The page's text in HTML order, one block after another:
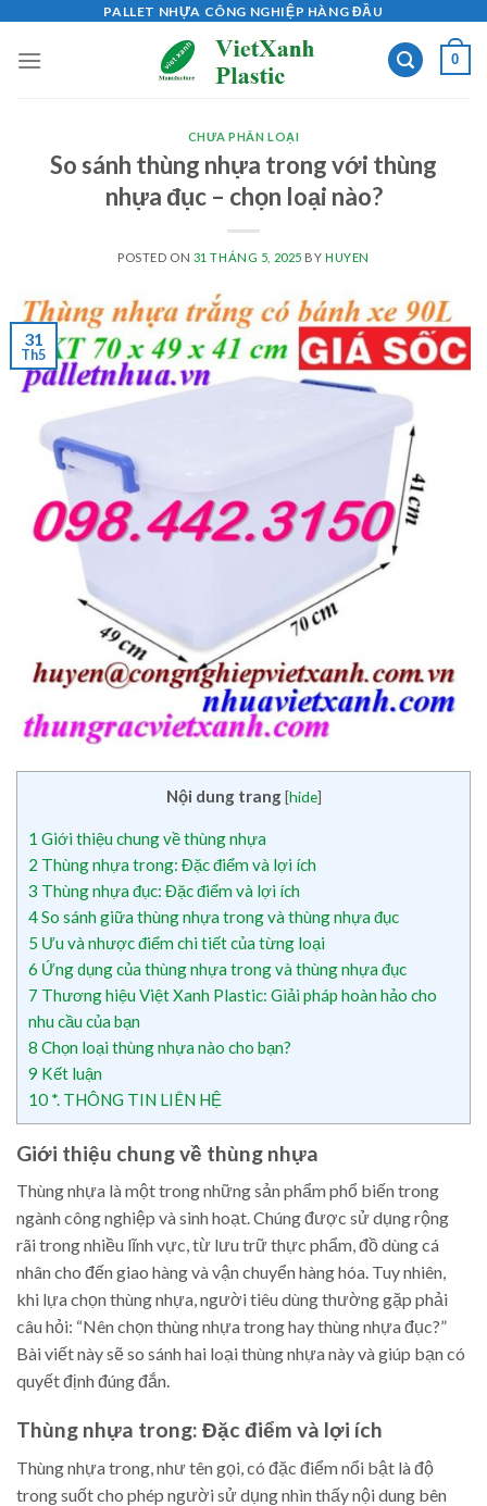
content
PALLET NHỰA CÔNG NGHIỆP HÀNG ĐẦU
0
CHƯA PHÂN LOẠI
So sánh thùng nhựa trong với thùng
nhựa đục – chọn loại nào?
POSTED ON 31 THÁNG 5, 2025 BY HUYEN
31
Th5
Nội dung trang [hide]
1 Giới thiệu chung về thùng nhựa
2 Thùng nhựa trong: Đặc điểm và lợi ích
3 Thùng nhựa đục: Đặc điểm và lợi ích
4So sánh giữa thùng nhựa trong và thùng nhựa đục
5 Ưu và nhược điểm chi tiết của từng loại
6 Ứng dụng của thùng nhựa trong và thùng nhựa đục
7 Thương hiệu Việt Xanh Plastic: Giải pháp hoàn hảo cho
nhu cầu của bạn
8 Chọn loại thùng nhựa nào cho bạn?
9 Kết luận
10 *. THÔNG TIN LIÊN HỆ
Giới thiệu chung về thùng nhựa
Thùng nhựa là một trong những sản phẩm phổ biến trong
ngành công nghiệp và sinh hoạt. Chúng được sử dụng rộng
rãi trong nhiều lĩnh vực, từ lưu trữ thực phẩm, đồ dùng cá
nhân cho đến giao hàng và vận chuyển hàng hóa. Tuy nhiên,
khi lựa chọn thùng nhựa, người tiêu dùng thường gặp phải
câu hỏi: “Nên chọn thùng nhựa trong hay thùng nhựa đục?”
Bài viết này sẽ so sánh hai loại thùng nhựa này và giúp bạn có
quyết định đúng đắn.
Thùng nhựa trong: Đặc điểm và lợi ích
Thùng nhựa trong, như tên gọi, có đặc điểm nổi bật là độ
trong suốt cho phép người sử dụng nhìn thấy nội dung bên